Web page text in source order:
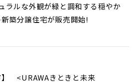
ラルな外観が緑と調和する穏やか
築分譲住宅が販売開始!
】 <URAWAきときと未来